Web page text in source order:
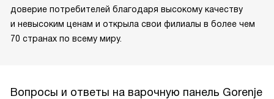
доверие потребителей благодаря высокому качеству
и невысоким ценам и открыла свои филиалы в более чем
70 странах по всему миру.
Вопросы и ответы на варочную панель Gorenje